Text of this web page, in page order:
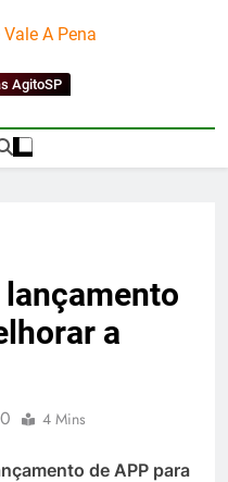
A Pena
AgitoSP
a
0 4 Mins
de APP para